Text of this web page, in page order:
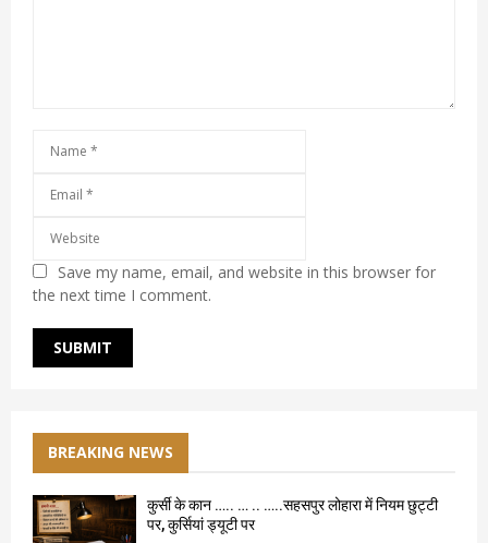
Save my name, email, and website in this browser for
the next time I comment.
BREAKING NEWS
कुर्सी के कान ….. … .. …..सहसपुर लोहारा में नियम छुट्टी
पर, कुर्सियां ड्यूटी पर